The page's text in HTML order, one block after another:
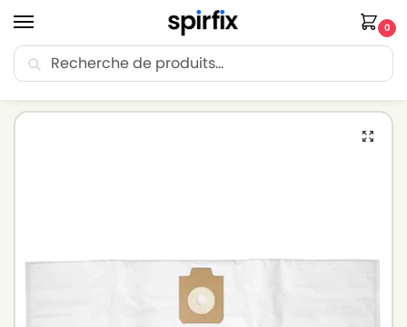
0
🚚 Livraison Point Relais offerte dès 30€ d’achat.